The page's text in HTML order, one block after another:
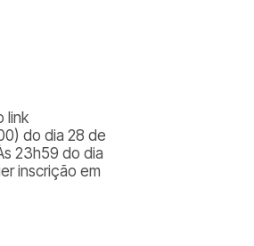
link
do dia 28 de
23h59 do dia
inscrição em